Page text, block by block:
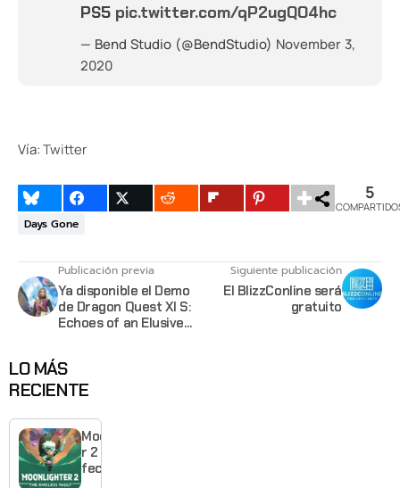
PS5 pic.twitter.com/qP2ugQO4hc
— Bend Studio (@BendStudio) November 3,
2020
Vía:Twitter
5
Days Gone
Publicación previa
Ya disponible el Demo
de Dragon Quest XI S:
Echoes of an Elusive
One y PC
Siguiente publicación
El BlizzConline será
gratuito
LO MÁS
RECIENTE
Moonlighte
r 2 ya tiene
fecha y
puedes